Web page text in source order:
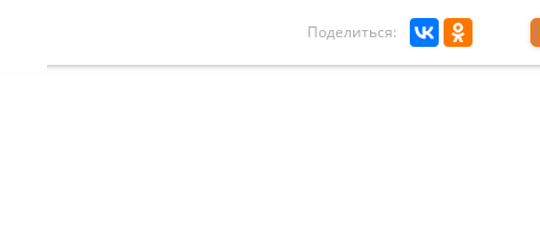
Поделиться: